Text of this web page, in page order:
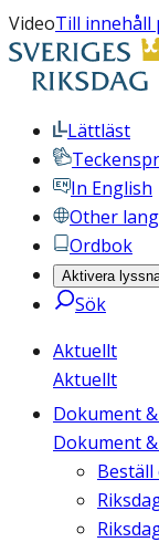
VideoTill innehåll
Lättläst
In English
Other
Ordbok
Aktivera
Sök
Aktuellt
Aktuellt
Dokument
Dokument
Beställ